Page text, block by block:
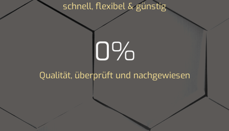
schnell, flexibel & günstig
0%
Qualität, überprüft und nachgewiesen